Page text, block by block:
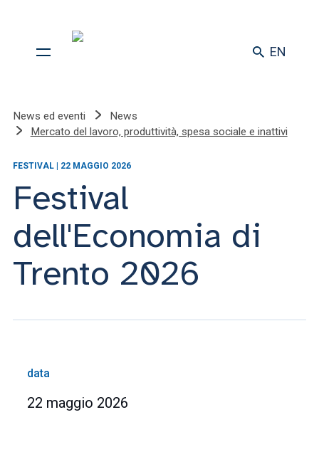
EN
News ed eventi
News
Mercato del lavoro, produttività, spesa sociale e inattivi
FESTIVAL | 22 MAGGIO 2026
Festival
dell'Economia di
Trento 2026
data
22 maggio 2026